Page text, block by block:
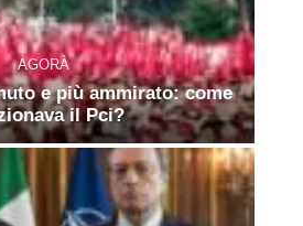
AGORÀ
e più ammirato: come
il Pci?